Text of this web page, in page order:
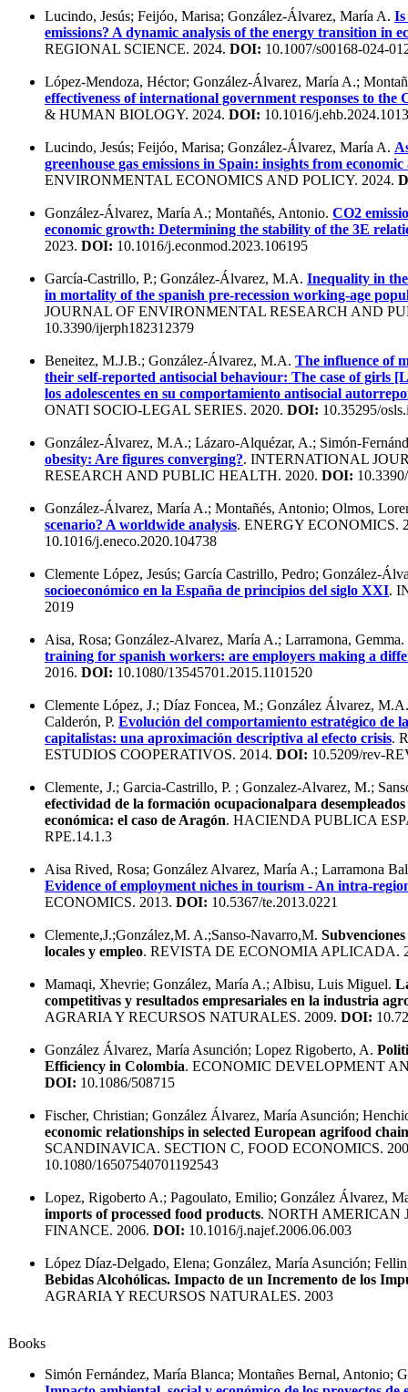
Lucindo, Jesús; Feijóo, Marisa; González-Álvarez, María A. Is
emissions? A dynamic analysis of the energy transition in
REGIONAL SCIENCE. 2024. DOI: 10.1007/s00168-024-
López-Mendoza, Héctor; González-Álvarez, María A.;
effectiveness of international government responses to the
& HUMAN BIOLOGY. 2024. DOI: 10.1016/
Lucindo, Jesús; Feijóo, Marisa; González-Álvarez, María A.
greenhouse gas emissions in Spain: insights from economic
ENVIRONMENTAL ECONOMICS AND POLICY. 2024.
González-Álvarez, María A.; Montañés, Antonio. CO2
economic growth: Determining the stability of the 3E
2023. DOI: 10.1016/j.econmod.2023.106195
García-Castrillo, P.; González-Álvarez, M.A. Inequality in
in mortality of the spanish pre-recession working-age
JOURNAL OF ENVIRONMENTAL RESEARCH AND
10.3390/ijerph182312379
Beneitez, M.J.B.; González-Álvarez, M.A. The influence of
their self-reported antisocial behaviour: The case of girls
los adolescentes en su comportamiento antisocial
ONATI SOCIO-LEGAL SERIES. 2020. DOI: 10.35295/
González-Álvarez, M.A.; Lázaro-Alquézar, A.; Simón-
obesity: Are figures converging?. INTERNATIONAL
RESEARCH AND PUBLIC HEALTH. 2020. DOI:
González-Álvarez, María A.; Montañés, Antonio; Olmos,
scenario? A worldwide analysis. ENERGY ECONOMICS.
10.1016/j.eneco.2020.104738
Clemente López, Jesús; García Castrillo, Pedro; González-
socioeconómico en la España de principios del siglo XXI.
2019
Aisa, Rosa; González-Alvarez, María A.; Larramona, Gemma.
training for spanish workers: are employers making a
2016. DOI: 10.1080/13545701.2015.1101520
Clemente López, J.; Díaz Foncea, M.; González Álvarez,
Calderón, P. Evolución del comportamiento estratégico de
capitalistas: una aproximación descriptiva al efecto crisis.
ESTUDIOS COOPERATIVOS. 2014. DOI: 10.5209/rev-
Clemente, J.; Garcia-Castrillo, P. ; Gonzalez-Alvarez, M.;
efectividad de la formación ocupacionalpara desempleados
económica: el caso de Aragón. HACIENDA PUBLICA
RPE.14.1.3
Aisa Rived, Rosa; González Alvarez, María A.; Larramona
Evidence of employment niches in tourism - An intra-
ECONOMICS. 2013. DOI: 10.5367/te.2013.0221
Clemente,J.;González,M. A.;Sanso-Navarro,M.
locales y empleo. REVISTA DE ECONOMIA APLICADA.
Mamaqi, Xhevrie; González, María A.; Albisu, Luis Miguel.
competitivas y resultados empresariales en la industria
AGRARIA Y RECURSOS NATURALES. 2009. DOI:
González Álvarez, María Asunción; Lopez Rigoberto, A.
Efficiency in Colombia. ECONOMIC DEVELOPMENT
DOI: 10.1086/508715
Fischer, Christian; González Álvarez, María Asunción;
economic relationships in selected European agrifood
SCANDINAVICA. SECTION C, FOOD ECONOMICS.
10.1080/16507540701192543
Lopez, Rigoberto A.; Pagoulato, Emilio; González Álvarez,
imports of processed food products. NORTH AMERICAN
FINANCE. 2006. DOI: 10.1016/j.najef.2006.06.003
López Díaz-Delgado, Elena; González, María Asunción;
Bebidas Alcohólicas. Impacto de un Incremento de los
AGRARIA Y RECURSOS NATURALES. 2003
Books
Simón Fernández, María Blanca; Montañes Bernal, Antonio;